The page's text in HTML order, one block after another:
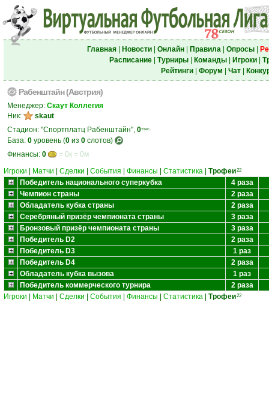
Главная| Новости| Онлайн| Правила| Опросы|
Расписание| Турниры| Команды| Игроки|
Рейтинги| Форум Чат|
Рабенштайн (Австрия)
Менеджер: Скаут Коллегия
Ник:
skaut
Стадион: "Спортплатц Рабенштайн", 0тыс.
База: 0 уровень (0 из 0 слотов)
Финансы: 0
= 0к = 0м
Игроки
Матчи Сделки События Финансы Статистика Трофеи22
Победитель национального суперкубка
4 раза
Чемпион страны
2 раза
Обладатель кубка страны
2 раза
Серебряный призёр чемпионата страны
3 раза
Бронзовый призёр чемпионата страны
3 раза
Победитель D2
2 раза
Победитель D3
1 раз
Победитель D4
2 раза
Обладатель кубка вызова
1 раз
Победитель коммерческого турнира
2 раза
Игроки
Матчи Сделки События Финансы Статистика Трофеи22